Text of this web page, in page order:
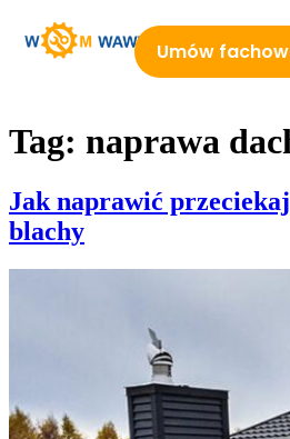
treści
Umów
Tag: naprawa
Jak naprawić
blachy